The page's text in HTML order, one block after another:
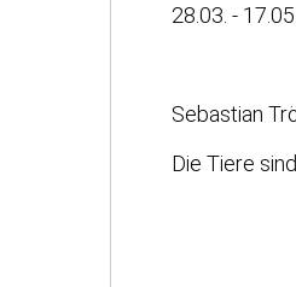
28.03. -
Sebastian
Die Tiere